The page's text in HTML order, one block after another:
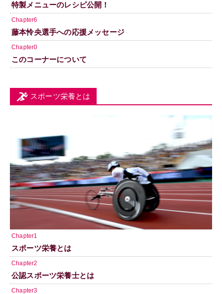
特製メニューのレシピ公開！
Chapter6
藤本怜央選手への応援メッセージ
Chapter0
このコーナーについて
スポーツ栄養とは
Chapter1
スポーツ栄養とは
Chapter2
公認スポーツ栄養士とは
Chapter3